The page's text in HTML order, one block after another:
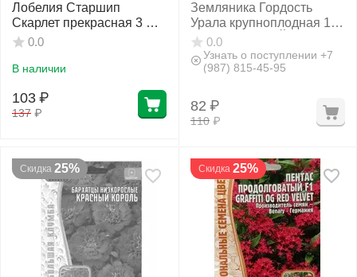
Лобелия Старшип
Скарлет прекрасная 3 шт
РЕДКИЕ СЕМЕНА
0.0
В наличии
137 ₽
103 ₽
Земляника Гордость
Урала крупноплодная 10
шт УРАЛЬСКИЙ ДАЧНИК
0.0
Узнать о поступлении +7
(987) 815-45-95
110 ₽
82 ₽
Скидка 25% Скидка 25%